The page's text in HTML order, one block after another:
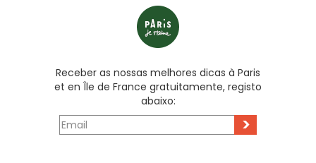
Receber as nossas melhores dicas à Paris
et en Île de France gratuitamente, registo
abaixo:
>